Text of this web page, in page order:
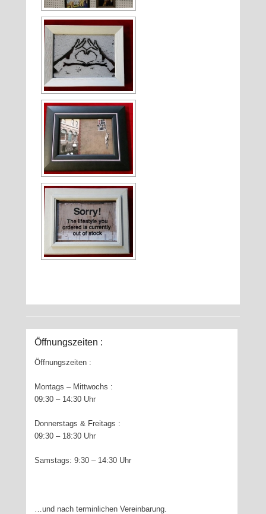
Öffnungszeiten :
Öffnungszeiten :
Montags – Mittwochs :
09:30 – 14:30 Uhr
Donnerstags & Freitags :
09:30 – 18:30 Uhr
Samstags: 9:30 – 14:30 Uhr
…und nach terminlichen Vereinbarung.